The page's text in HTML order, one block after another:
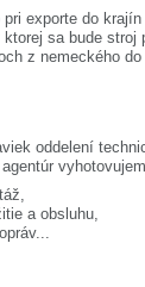
exporte do
sa bude stroj
z nemeckého
oddelení
a obsluhu,